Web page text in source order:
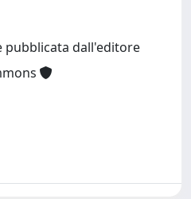
pubblicata dall'editore